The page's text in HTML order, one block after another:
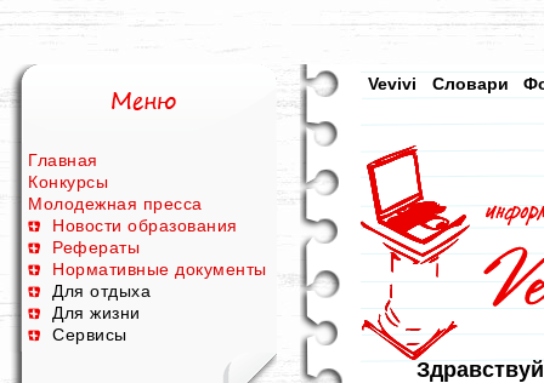
Главная
Конкурсы
Молодежная пресса
Новости образования
Рефераты
Нормативные документы
Для отдыха
Для жизни
Сервисы
Vevivi Словари